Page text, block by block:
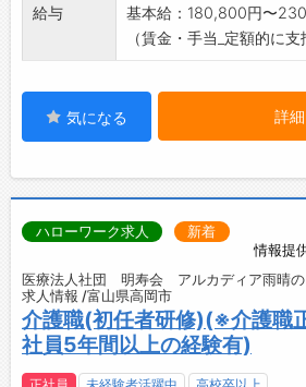
給与
基本給：180,800円〜
（賃金・手当_定額的に
気になる 詳
情報提
ハローワーク求人 新着
医療法人社団 明寿会 アルカディア雨晴の
求人情報 /富山県高岡市
介護職(初任者研修)(※介護職
社員5年間以上の経験有)